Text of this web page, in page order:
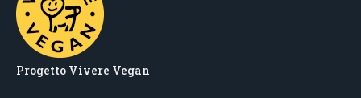
Progetto Vivere Vegan